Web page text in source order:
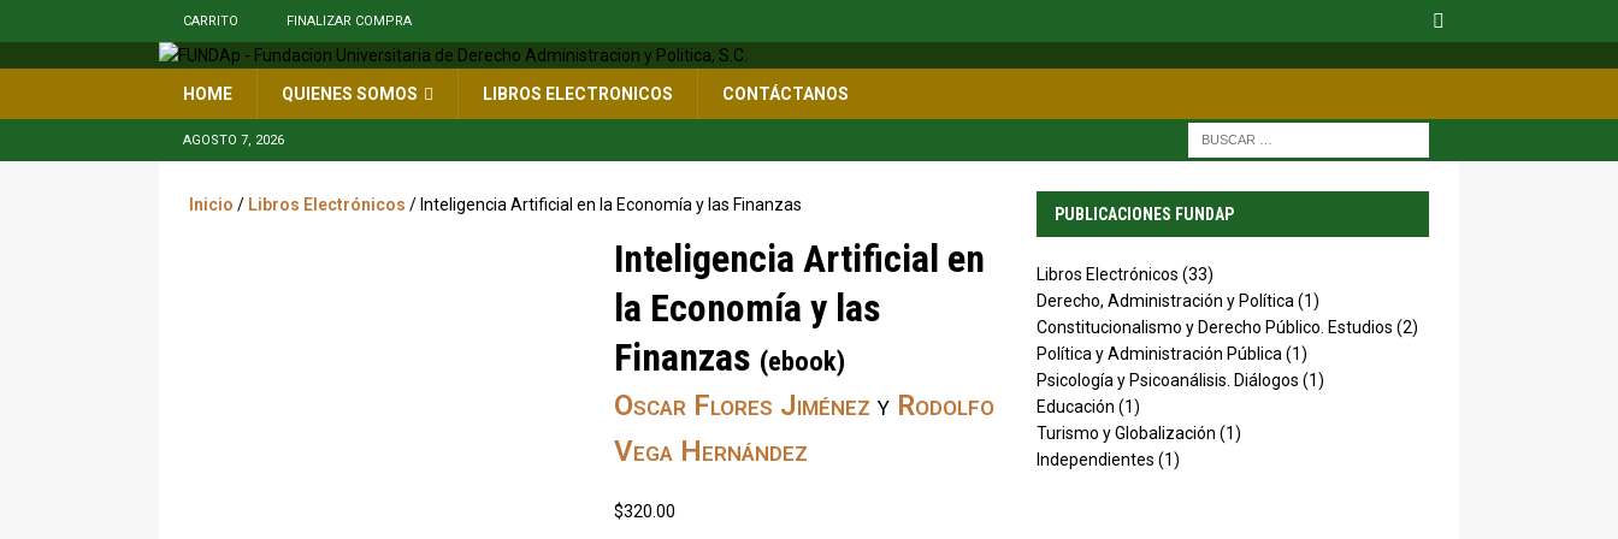
CARRITO FINALIZAR COMPRA
HOME QUIENES SOMOS LIBROS ELECTRONICOS CONTÁCTANOS
AGOSTO 7, 2026
Inicio / Libros Electrónicos / Inteligencia Artificial en la Economía y las Finanzas
Inteligencia Artificial en
la Economía y las
Finanzas (ebook)
Oscar Flores Jiménez y Rodolfo
Vega Hernández
$320.00
PUBLICACIONES FUNDAP
Libros Electrónicos (33)
Derecho, Administración y Política (1)
Constitucionalismo y Derecho Público. Estudios (2)
Política y Administración Pública (1)
Psicología y Psicoanálisis. Diálogos (1)
Educación (1)
Turismo y Globalización (1)
Independientes (1)